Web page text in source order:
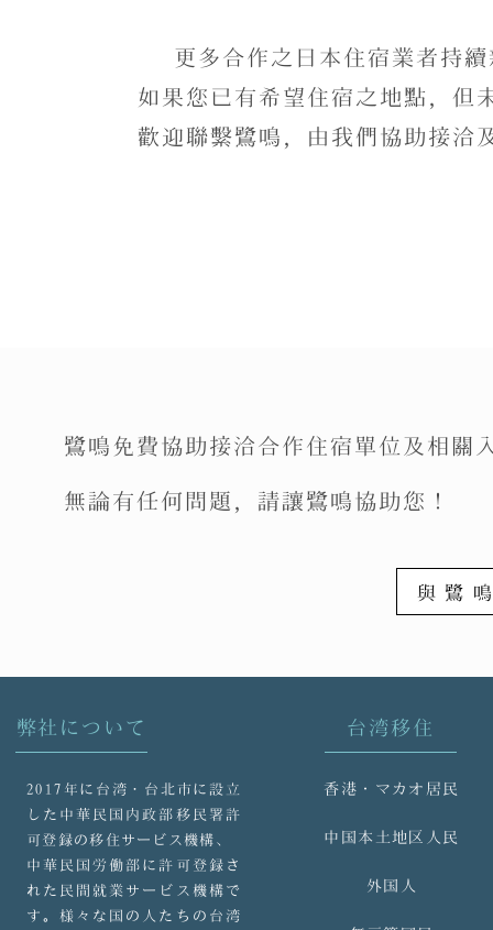
更多合作之日本住宿業者持
如果您已有希望住宿之地點，但
歡迎聯繫鷺鳴，由我們協助接洽
鷺鳴免費協助接洽合作住宿單位及相關
無論有任何問題，請讓鷺鳴協助您！
與鷺
弊社について
2017年に台湾・台北市に設立
した中華民国内政部移民署許
可登録の移住サービス機構、
中華民国労働部に許可登録さ
れた民間就業サービス機構で
す。様々な国の人たちの台湾
台湾移住
香港・マカオ居民
中国本土地区人民
外国人